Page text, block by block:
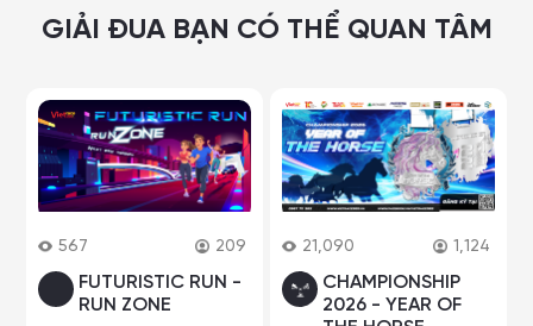
GIẢI ĐUA BẠN CÓ THỂ QUAN TÂM
567 209
FUTURISTIC RUN -
RUN ZONE
21,090 1,124
CHAMPIONSHIP
2026 - YEAR OF